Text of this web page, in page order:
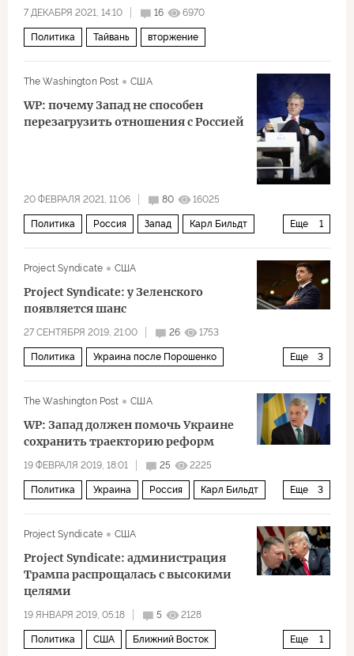
7 ДЕКАБРЯ 2021, 14:10 16 6970
Политика Тайвань вторжение
The Washington Post США
WP: почему Запад не способен
перезагрузить отношения с Россией
20 ФЕВРАЛЯ 2021, 11:06 80 16025
Еще 1
Политика Россия Запад Карл Бильдт
Project Syndicate
США
Project Syndicate: у Зеленского
появляется шанс
27 СЕНТЯБРЯ 2019, 21:00 26 1753
Еще 3
Политика Украина после Порошенко
The Washington Post
США
WP: Запад должен помочь Украине
сохранить траекторию реформ
19 ФЕВРАЛЯ 2019, 18:01 25 2225
Еще 3
Политика Украина Россия Карл Бильдт
Project Syndicate США
Project Syndicate: администрация
Трампа распрощалась с высокими
целями
19 ЯНВАРЯ 2019, 05:18 5 2128
Еще 1
Политика США Ближний Восток